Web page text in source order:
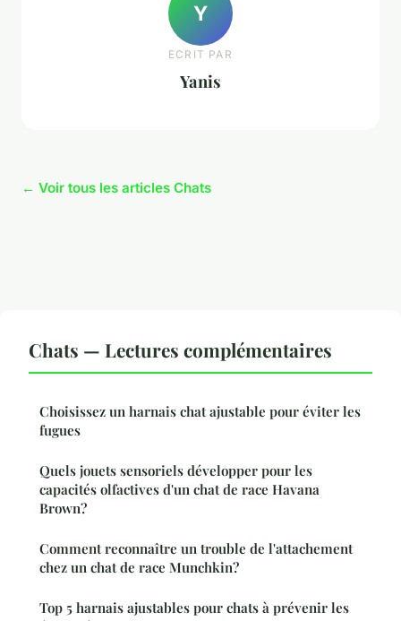
Y
ECRIT PAR
Yanis
← Voir tous les articles Chats
Chats — Lectures complémentaires
Choisissez un harnais chat ajustable pour éviter les
fugues
Quels jouets sensoriels développer pour les
capacités olfactives d'un chat de race Havana
Brown?
Comment reconnaître un trouble de l'attachement
chez un chat de race Munchkin?
Top 5 harnais ajustables pour chats à prévenir les